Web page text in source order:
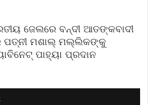
ଜେଲରେ ବନ୍ଦୀ ଆତଙ୍କବାଦୀ
ମଶାଲ୍ ମଲ୍ଲିକଙ୍କୁ
ପାହ୍ୟା ପ୍ରଦାନ